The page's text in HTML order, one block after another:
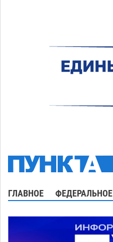
ГЛАВНОЕ ФЕДЕРАЛЬНОЕ